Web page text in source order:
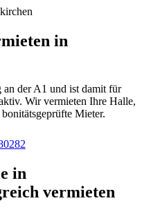
in
an der A1 und ist damit für
Wir vermieten Ihre Halle,
Mieter.
in
vermieten